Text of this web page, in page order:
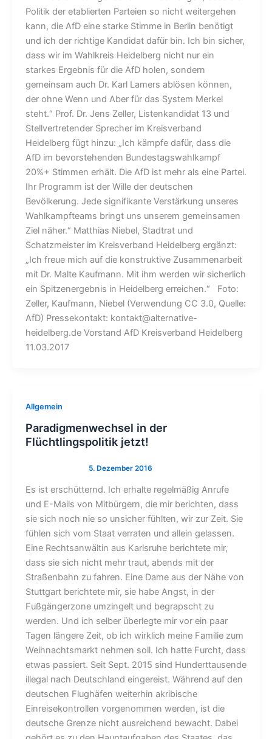
Politik der etablierten Parteien so nicht weitergehen
kann, die AfD eine starke Stimme in Berlin benötigt
und ich der richtige Kandidat dafür bin. Ich bin sicher,
dass wir im Wahlkreis Heidelberg nicht nur ein
starkes Ergebnis für die AfD holen, sondern
gemeinsam auch Dr. Karl Lamers ablösen können,
der ohne Wenn und Aber für das System Merkel
steht.“ Prof. Dr. Jens Zeller, Listenkandidat 13 und
Stellvertretender Sprecher im Kreisverband
Heidelberg fügt hinzu: „Ich kämpfe dafür, dass die
AfD im bevorstehenden Bundestagswahlkampf
20%+ Stimmen erhält. Die AfD ist mehr als eine Partei.
Ihr Programm ist der Wille der deutschen
Bevölkerung. Jede signifikante Verstärkung unseres
Wahlkampfteams bringt uns unserem gemeinsamen
Ziel näher.“ Matthias Niebel, Stadtrat und
Schatzmeister im Kreisverband Heidelberg ergänzt:
„Ich freue mich auf die konstruktive Zusammenarbeit
mit Dr. Malte Kaufmann. Mit ihm werden wir sicherlich
ein Spitzenergebnis in Heidelberg erreichen.“ Foto:
Zeller, Kaufmann, Niebel (Verwendung CC 3.0, Quelle:
AfD) Pressekontakt: kontakt@alternative-
heidelberg.de Vorstand AfD Kreisverband Heidelberg
11.03.2017
Allgemein
Paradigmenwechsel in der
Flüchtlingspolitik jetzt!
Es ist erschütternd. Ich erhalte regelmäßig Anrufe
und E-Mails von Mitbürgern, die mir berichten, dass
sie sich noch nie so unsicher fühlten, wir zur Zeit. Sie
fühlen sich vom Staat verraten und allein gelassen.
Eine Rechtsanwältin aus Karlsruhe berichtete mir,
dass sie sich nicht mehr traut, abends mit der
Straßenbahn zu fahren. Eine Dame aus der Nähe von
Stuttgart berichtete mir, sie habe Angst, in der
Fußgängerzone umzingelt und begrapscht zu
werden. Und ich selber überlegte mir vor ein paar
Tagen längere Zeit, ob ich wirklich meine Familie zum
Weihnachtsmarkt nehmen soll. Ich hatte Furcht, dass
etwas passiert. Seit Sept. 2015 sind Hunderttausende
illegal nach Deutschland eingereist. Während auf den
deutschen Flughäfen weiterhin akribische
Einreisekontrollen vorgenommen werden, ist die
deutsche Grenze nicht ausreichend bewacht. Dabei